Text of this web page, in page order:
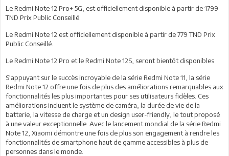
Le Redmi Note 12 Pro+ 5G, est officiellement disponible à partir de 1799
TND Prix Public Conseillé.
Le Redmi Note 12 est officiellement disponible à partir de 779 TND Prix
Public Conseillé.
Le Redmi Note 12 Pro et le Redmi Note 12S, seront bientôt disponibles.
S'appuyant sur le succès incroyable de la série Redmi Note 11, la série
Redmi Note 12 offre une fois de plus des améliorations remarquables aux
fonctionnalités les plus importantes pour ses utilisateurs fidèles. Ces
améliorations incluent le système de caméra, la durée de vie de la
batterie, la vitesse de charge et un design user-friendly, le tout proposé
à une valeur exceptionnelle. Avec le lancement mondial de la série Redmi
Note 12, Xiaomi démontre une fois de plus son engagement à rendre les
fonctionnalités de smartphone haut de gamme accessibles à plus de
personnes dans le monde.